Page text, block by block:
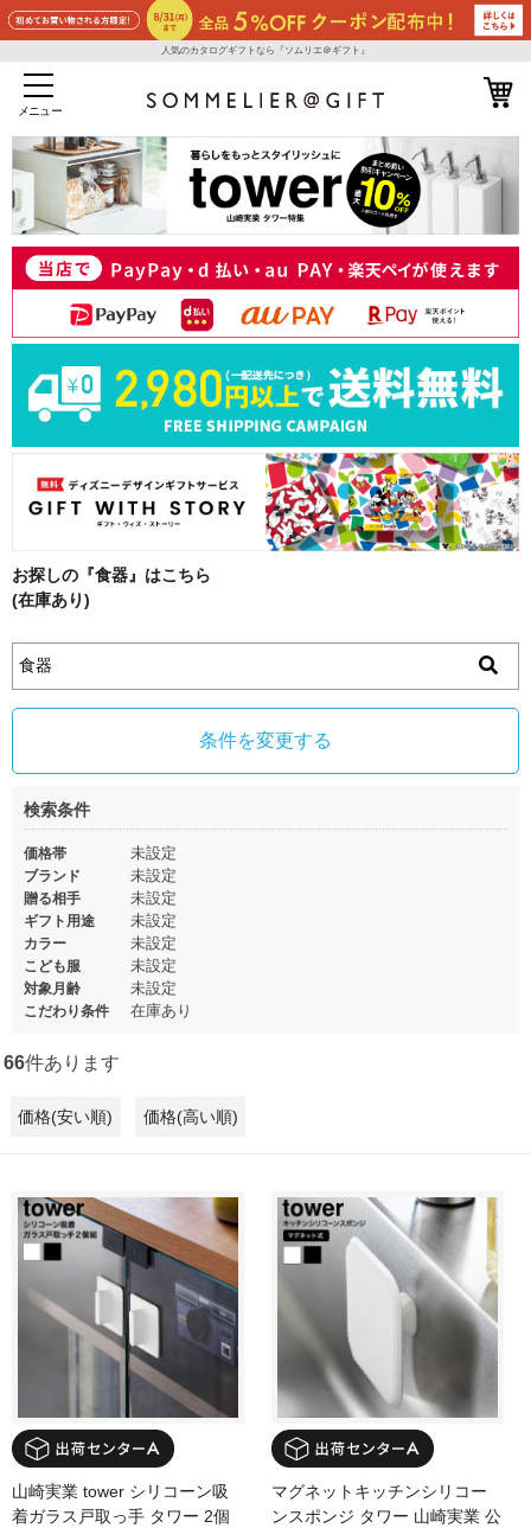
人気のカタログギフトなら『ソムリエ＠ギフト』
メニュー
お探しの『食器』はこちら
(在庫あり)
条件を変更する
検索条件
価格帯 未設定
ブランド 未設定
贈る相手 未設定
ギフト用途 未設定
カラー 未設定
こども服 未設定
対象月齢 未設定
こだわり条件 在庫あり
66件あります
価格(安い順) 価格(高い順)
山崎実業 tower シリコーン吸
着ガラス戸取っ手 タワー 2個
マグネットキッチンシリコー
ンスポンジ タワー 山崎実業 公